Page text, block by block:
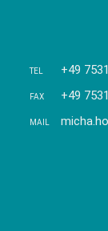
TEL +49
FAX +49
MAIL